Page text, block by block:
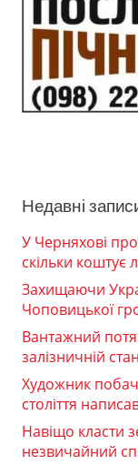
Недавні
У Черняхові
скільки коштує
Захищаючи
Чоповицької
Вантажний
залізничній
Художник
століття
Навіщо класти
незвичайний